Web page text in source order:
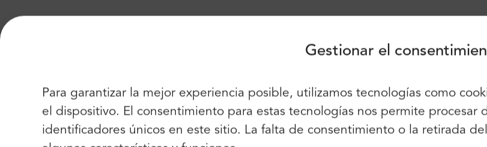
Gestionar el
Para garantizar la mejor experiencia posible, utilizamos tecnologías como
el dispositivo. El consentimiento para estas tecnologías nos permite
identificadores únicos en este sitio. La falta de consentimiento o la retirada
Un servicio excelente. Todos los horarios según lo prometido. Muy fiable.
Siga utilizando:
También puede utilizar el correo
electrónico y la contraseña:
Correo electrónico:
Nombre: